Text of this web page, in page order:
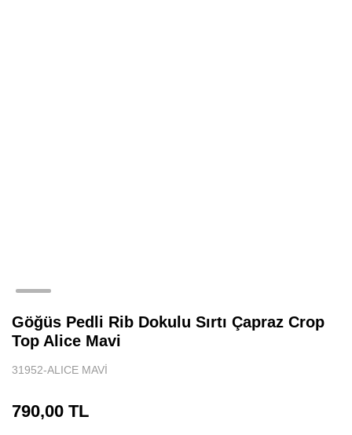
Göğüs Pedli Rib Dokulu Sırtı Çapraz Crop
Top Alice Mavi
31952-ALICE MAVİ
790,00 TL